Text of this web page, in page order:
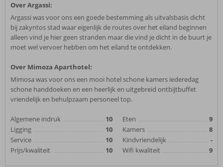
Over Argassi:
Argassi was voor ons een goede bestemming als uitvalsbasis dicht
bij zakyntos stad waar eigenlijk de routes over het eiland beginnen
alleen vind je hier geen stranden maar die vind je dicht in de buurt je
moet wel vervoer hebben om het eiland te ontdekken.
Over Mimoza Aparthotel:
Mimosa was voor ons een mooi hotel schone kamers iederedag
schone handdoeken en een heerlijk en uitgebreid ontbijtbuffet
vriendelijk en behulpzaam personeel top.
Algemene indruk
10
Ligging
10
Service
10
Prijs/kwaliteit
10
Eten
9
Kamers
8
Kindvriendelijk
-
Wifi kwaliteit
9